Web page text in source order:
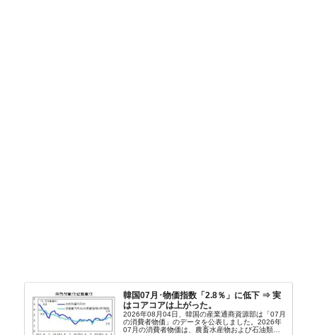
韓国07月･物価指数「2.8％」に低下 ⇒ 実
はコアコアは上がった。
2026年08月04日、韓国の産業通商資源部は「07月
の消費者物価」のデータを公表しました。2026年
07月の消費者物価は、農畜水産物および石油類の